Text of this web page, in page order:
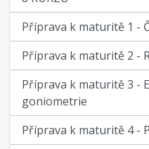
Příprava k maturitě 1 -
Příprava k maturitě 2 -
Příprava k maturitě 3 -
goniometrie
Příprava k maturitě 4 -